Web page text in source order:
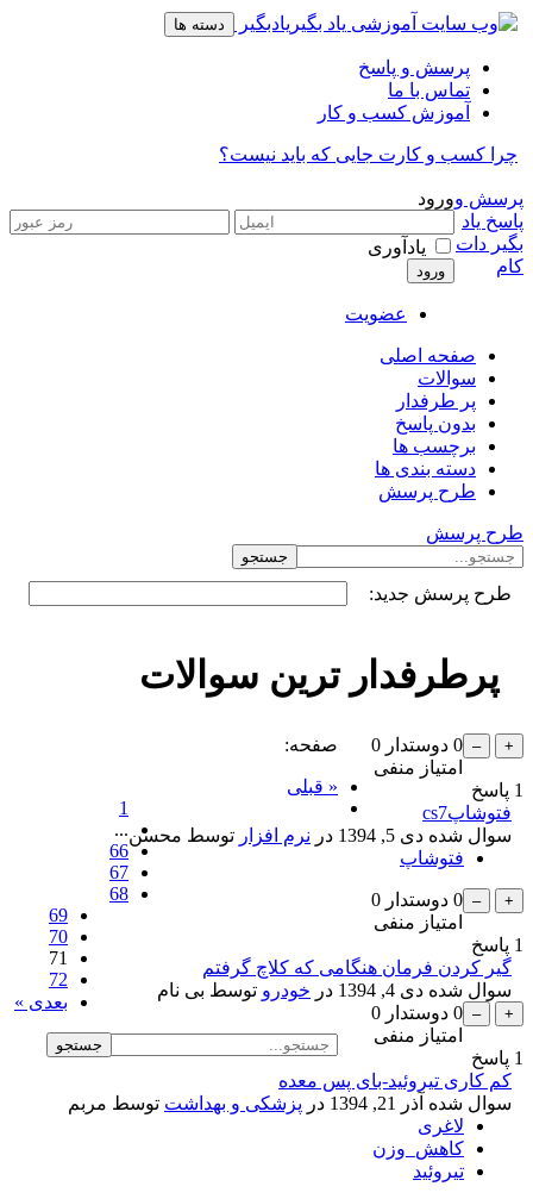
ورود
یادآوری
عضویت
پرسش و
پاسخ یاد
بگیر دات
کام
صفحه اصلی
سوالات
پر طرفدار
بدون پاسخ
برچسب ها
دسته بندی ها
طرح پرسش
طرح پرسش
طرح پرسش جدید:
پرطرفدار ترین سوالات
0 دوستدار 0
امتیاز منفی
1 پاسخ
فتوشاپcs7
سوال شده دی 5, 1394 در نرم افزار توسط محسن
فتوشاپ
0 دوستدار 0
امتیاز منفی
1 پاسخ
گیر کردن فرمان هنگامی که کلاچ گرفتم
سوال شده دی 4, 1394 در خودرو توسط بی نام
0 دوستدار 0
امتیاز منفی
1 پاسخ
کم کاری تیروئید-بای پس معده
سوال شده آذر 21, 1394 در پزشکی و بهداشت توسط مربم
لاغری
کاهش_وزن
تیروئید
صفحه:
« قبلی
1
...
66
67
68
69
70
71
72
بعدی »